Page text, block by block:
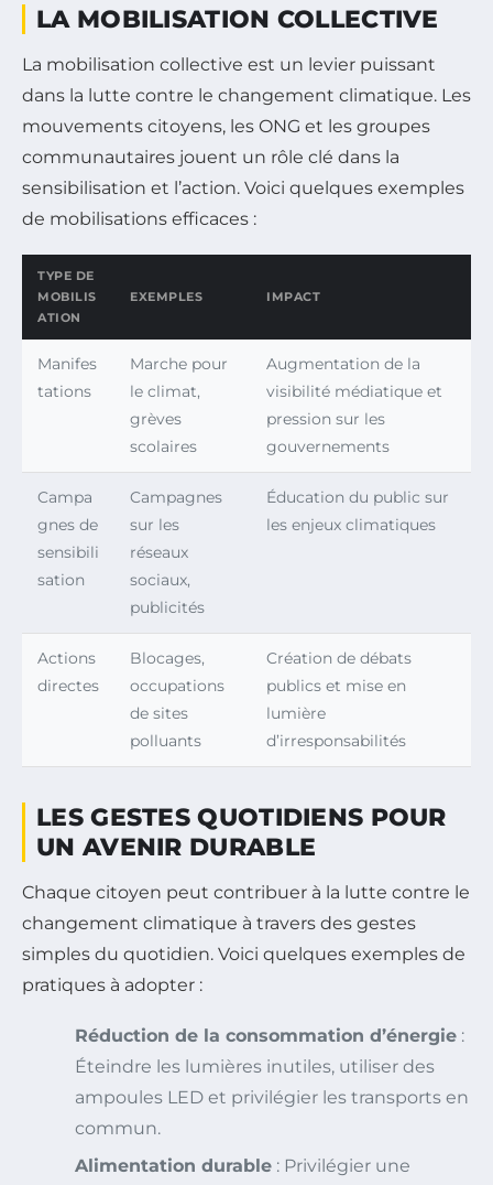
LA MOBILISATION COLLECTIVE
La mobilisation collective est un levier puissant
dans la lutte contre le changement climatique. Les
mouvements citoyens, les ONG et les groupes
communautaires jouent un rôle clé dans la
sensibilisation et l’action. Voici quelques exemples
de mobilisations efficaces :
TYPE DE
MOBILIS
ATION
EXEMPLES IMPACT
Manifes
tations
Marche pour
le climat,
grèves
scolaires
Augmentation de la
visibilité médiatique et
pression sur les
gouvernements
Campa
gnes de
sensibili
sation
Campagnes
sur les
réseaux
sociaux,
publicités
Éducation du public sur
les enjeux climatiques
Actions
directes
Blocages,
occupations
de sites
polluants
Création de débats
publics et mise en
lumière
d’irresponsabilités
LES GESTES QUOTIDIENS POUR
UN AVENIR DURABLE
Chaque citoyen peut contribuer à la lutte contre le
changement climatique à travers des gestes
simples du quotidien. Voici quelques exemples de
pratiques à adopter :
Réduction de la consommation d’énergie :
Éteindre les lumières inutiles, utiliser des
ampoules LED et privilégier les transports en
commun.
Alimentation durable : Privilégier une